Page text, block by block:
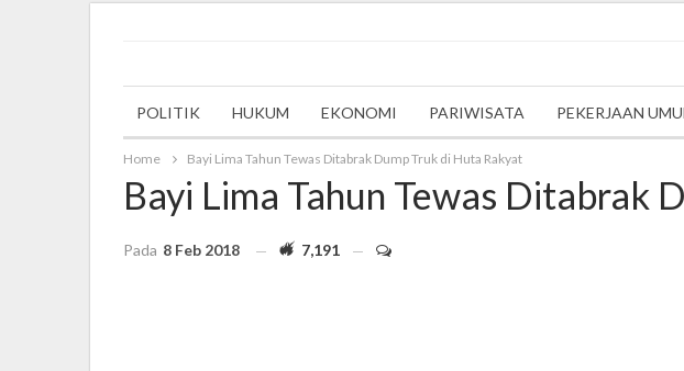
POLITIK HUKUM EKONOMI PARIWISATA PEKERJAAN
Home Bayi Lima Tahun Tewas Ditabrak Dump Truk di Huta Rakyat
Bayi Lima Tahun Tewas Ditabrak
Pada 8 Feb 2018 7,191